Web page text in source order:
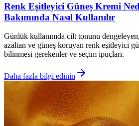
Renk Eşitleyici Güneş Kremi
Bakımında Nasıl Kullanılır
Günlük kullanımda cilt tonunu
azaltan ve güneş koruyan renk eşitleyici
bilinmesi gerekenler ve seçim ipuçları.
Daha fazla bilgi edinin